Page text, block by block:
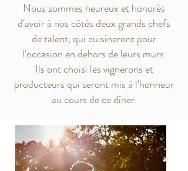
Nous sommes heureux et honorés
d'avoir à nos côtés deux grands chefs
de talent, qui cuisineront pour
l'occasion en dehors de leurs murs.
Ils ont choisi les vignerons et
producteurs qui seront mis à l'honneur
au cours de ce dîner.
LES
VIGNERONS